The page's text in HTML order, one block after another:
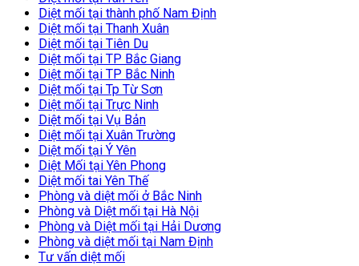
Diệt mối tại thành phố Nam Định
Diệt mối tại Thanh Xuân
Diệt mối tại Tiên Du
Diệt mối tại TP Bắc Giang
Diệt mối tại TP Bắc Ninh
Diệt mối tại Tp Từ Sơn
Diệt mối tại Trực Ninh
Diệt mối tại Vụ Bản
Diệt mối tại Xuân Trường
Diệt mối tại Ý Yên
Diệt Mối tại Yên Phong
Diệt mối tai Yên Thế
Phòng và diệt mối ở Bắc Ninh
Phòng và Diệt mối tại Hà Nội
Phòng và Diệt mối tại Hải Dương
Phòng và diệt mối tại Nam Định
Tư vấn diệt mối